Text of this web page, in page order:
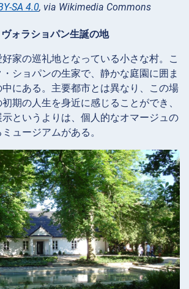
SA 4.0, via Wikimedia Commons
ォラショパン生誕の地
家の巡礼地となっている小さな村。こ
ショパンの生家で、静かな庭園に囲ま
にある。主要都市とは異なり、この場
期の人生を身近に感じることができ、
というよりは、個人的なオマージュの
ュージアムがある。